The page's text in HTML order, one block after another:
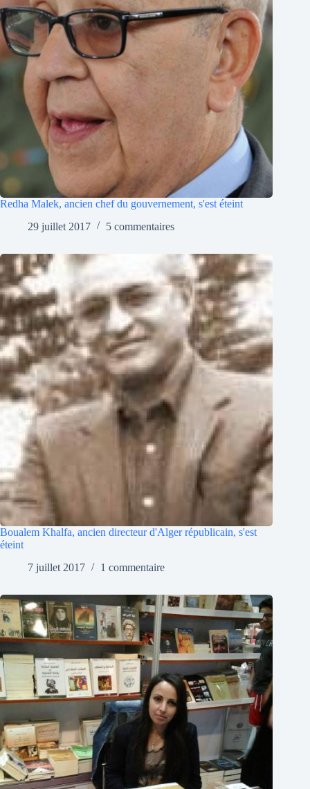
Redha Malek, ancien chef du gouvernement, s'est éteint
29 juillet 2017
5 commentaires
Boualem Khalfa, ancien directeur d'Alger républicain, s'est
éteint
7 juillet 2017
1 commentaire